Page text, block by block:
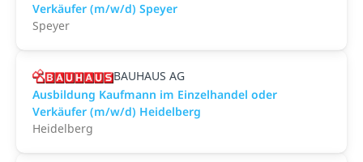
Verkäufer (m/w/d) Speyer
Speyer
BAUHAUS AG
Ausbildung Kaufmann im Einzelhandel oder
Verkäufer (m/w/d) Heidelberg
Heidelberg